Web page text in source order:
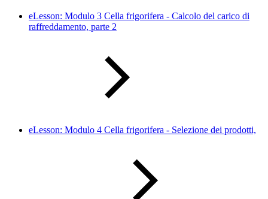
eLesson: Modulo 3 Cella frigorifera - Calcolo del carico di
raffreddamento, parte 2
eLesson: Modulo 4 Cella frigorifera - Selezione dei prodotti,